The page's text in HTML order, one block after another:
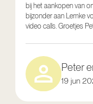
bij het aankopen van
bijzonder aan Lemke
video calls. Groetjes
Peter
19 jun